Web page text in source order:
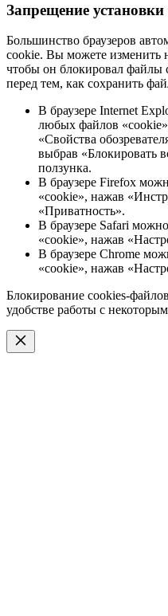
Запрещение
Большинство браузеров
cookie. Вы можете изменить
чтобы он блокировал файлы
перед тем, как сохранить
В браузере Internet
любых файлов
«Свойства
выбрав «Блокировать
ползунка.
В браузере Firefox
«cookie», нажав
«Приватность».
В браузере Safari
«cookie», нажав
В браузере Chrome
«cookie», нажав
Блокирование cookies-
удобстве работы с